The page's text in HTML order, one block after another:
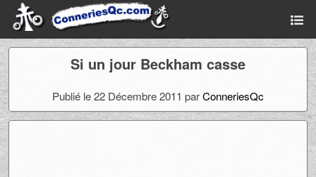
Si un jour Beckham casse
Publié le 22 Décembre 2011 parConneriesQc